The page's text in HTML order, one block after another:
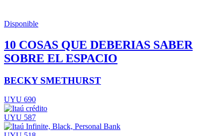
Disponible
10 COSAS QUE DEBERIAS SABER
SOBRE EL ESPACIO
BECKY SMETHURST
UYU 690
UYU 587